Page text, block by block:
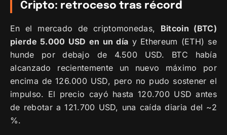
Cripto: retroceso tras récord
En el mercado de criptomonedas, Bitcoin (BTC)
pierde 5.000 USD en un día y Ethereum (ETH) se
hunde por debajo de 4.500 USD. BTC había
alcanzado recientemente un nuevo máximo por
encima de 126.000 USD, pero no pudo sostener el
impulso. El precio cayó hasta 120.700 USD antes
de rebotar a 121.700 USD, una caída diaria del ~2
%.